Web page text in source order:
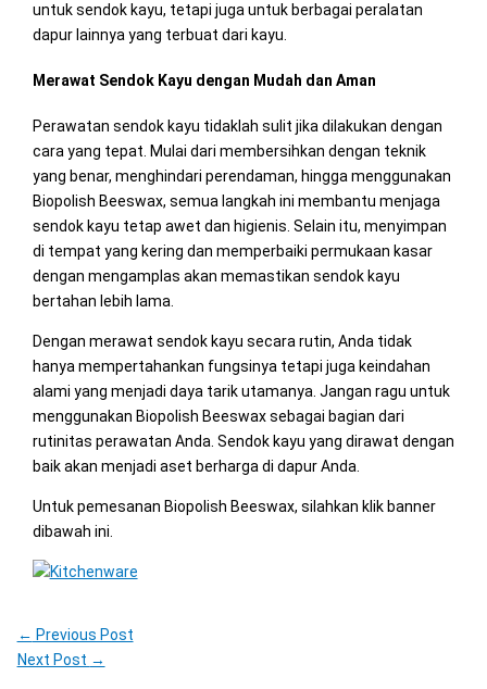
untuk sendok kayu, tetapi juga untuk berbagai peralatan
dapur lainnya yang terbuat dari kayu.
Merawat Sendok Kayu dengan Mudah dan Aman
Perawatan sendok kayu tidaklah sulit jika dilakukan dengan
cara yang tepat. Mulai dari membersihkan dengan teknik
yang benar, menghindari perendaman, hingga menggunakan
Biopolish Beeswax, semua langkah ini membantu menjaga
sendok kayu tetap awet dan higienis. Selain itu, menyimpan
di tempat yang kering dan memperbaiki permukaan kasar
dengan mengamplas akan memastikan sendok kayu
bertahan lebih lama.
Dengan merawat sendok kayu secara rutin, Anda tidak
hanya mempertahankan fungsinya tetapi juga keindahan
alami yang menjadi daya tarik utamanya. Jangan ragu untuk
menggunakan Biopolish Beeswax sebagai bagian dari
rutinitas perawatan Anda. Sendok kayu yang dirawat dengan
baik akan menjadi aset berharga di dapur Anda.
Untuk pemesanan Biopolish Beeswax, silahkan klik banner
dibawah ini.
← Previous Post
Next Post →